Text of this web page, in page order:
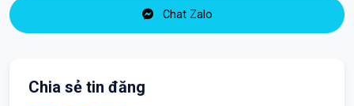
Chat Zalo
Chia sẻ tin đăng